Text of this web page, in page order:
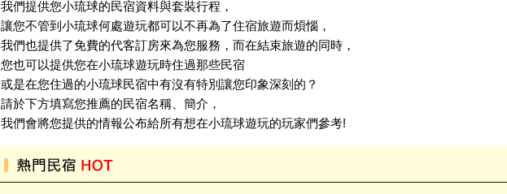
我們提供您小琉球的民宿資料與套裝行程，
讓您不管到小琉球何處遊玩都可以不再為了住宿旅遊而煩惱，
我們也提供了免費的代客訂房來為您服務，而在結束旅遊的同時，
您也可以提供您在小琉球遊玩時住過那些民宿
或是在您住過的小琉球民宿中有沒有特別讓您印象深刻的？
請於下方填寫您推薦的民宿名稱、簡介，
我們會將您提供的情報公布給所有想在小琉球遊玩的玩家們參考!